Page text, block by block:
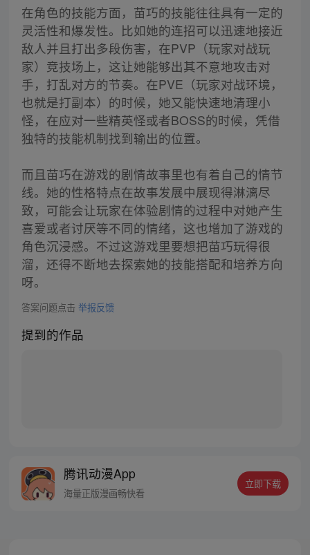
在角色的技能方面，苗巧的技能往往具有一定的
灵活性和爆发性。比如她的连招可以迅速地接近
敌人并且打出多段伤害，在PVP（玩家对战玩
家）竞技场上，这让她能够出其不意地攻击对
手，打乱对方的节奏。在PVE（玩家对战环境，
也就是打副本）的时候，她又能快速地清理小
怪，在应对一些精英怪或者BOSS的时候，凭借
独特的技能机制找到输出的位置。
而且苗巧在游戏的剧情故事里也有着自己的情节
线。她的性格特点在故事发展中展现得淋漓尽
致，可能会让玩家在体验剧情的过程中对她产生
喜爱或者讨厌等不同的情绪，这也增加了游戏的
角色沉浸感。不过这游戏里要想把苗巧玩得很
溜，还得不断地去探索她的技能搭配和培养方向
呀。
答案问题点击 举报反馈
提到的作品
腾讯动漫App
海量正版漫画畅快看
立即下载